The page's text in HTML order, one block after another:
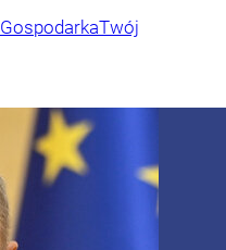
GospodarkaTwój